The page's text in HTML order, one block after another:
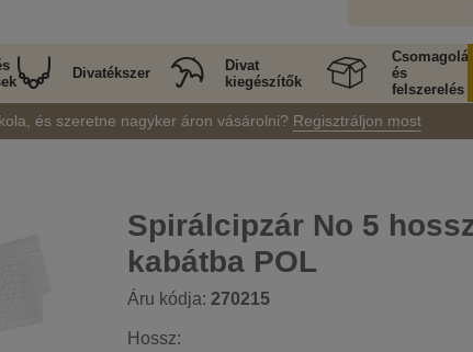
Divatékszer
Divat
kiegészítők
Csomagolás
és
felszerelés
és szeretne nagyker áron vásárolni? Regisztráljon most
Spirálcipzár No 5
kabátba POL
Áru kódja: 270215
Hossz: